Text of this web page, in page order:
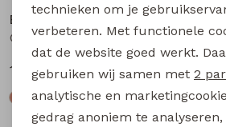
Bakkaboe
Olivia baby W20243 baby meisjes T-shirt lm Zwart
12,99
Analytische cookies
Marketing cookies
technieken om je
verbeteren. Met functionele
dat de website goed werkt.
gebruiken wij samen met 2
analytische en
gedrag anoniem te analyseren,